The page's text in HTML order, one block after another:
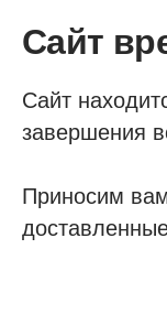
Сайт
Сайт
завершения
Приносим